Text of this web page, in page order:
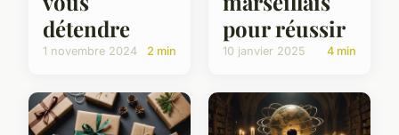
détendre
1 novembre 2024 2 min
pour réussir
10 janvier 2025 4 min